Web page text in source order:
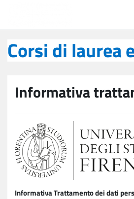
Corsi di laurea
Informativa
Informativa Trattamento dei dati